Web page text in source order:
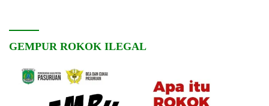
GEMPUR ROKOK ILEGAL